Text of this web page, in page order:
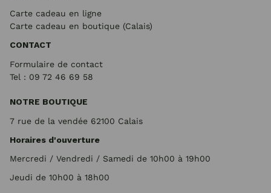
Carte cadeau en ligne
Carte cadeau en boutique (Calais)
CONTACT
Formulaire de contact
Tel : 09 72 46 69 58
NOTRE BOUTIQUE
7 rue de la vendée 62100 Calais
Horaires d'ouverture
Mercredi / Vendredi / Samedi de 10h00 à 19h00
Jeudi de 10h00 à 18h00